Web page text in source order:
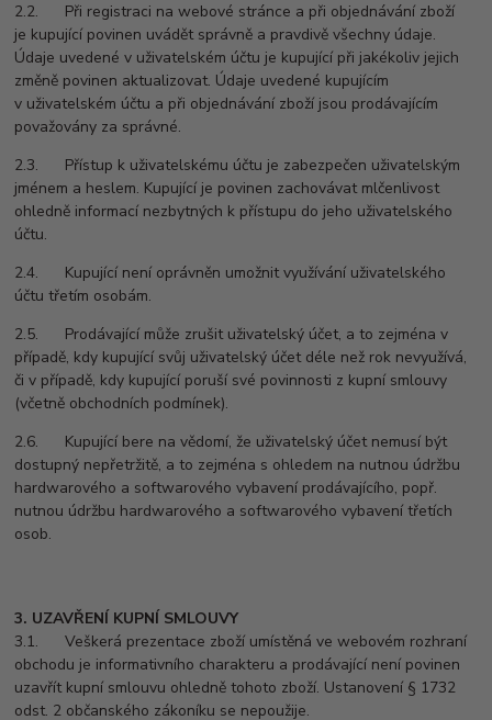
2.2. Při registraci na webové stránce a při objednávání zboží
je kupující povinen uvádět správně a pravdivě všechny údaje.
Údaje uvedené v uživatelském účtu je kupující při jakékoliv jejich
změně povinen aktualizovat. Údaje uvedené kupujícím
v uživatelském účtu a při objednávání zboží jsou prodávajícím
považovány za správné.
2.3. Přístup k uživatelskému účtu je zabezpečen uživatelským
jménem a heslem. Kupující je povinen zachovávat mlčenlivost
ohledně informací nezbytných k přístupu do jeho uživatelského
účtu.
2.4. Kupující není oprávněn umožnit využívání uživatelského
účtu třetím osobám.
2.5. Prodávající může zrušit uživatelský účet, a to zejména v
případě, kdy kupující svůj uživatelský účet déle než rok nevyužívá,
či v případě, kdy kupující poruší své povinnosti z kupní smlouvy
(včetně obchodních podmínek).
2.6. Kupující bere na vědomí, že uživatelský účet nemusí být
dostupný nepřetržitě, a to zejména s ohledem na nutnou údržbu
hardwarového a softwarového vybavení prodávajícího, popř.
nutnou údržbu hardwarového a softwarového vybavení třetích
osob.
3. UZAVŘENÍ KUPNÍ SMLOUVY
3.1. Veškerá prezentace zboží umístěná ve webovém rozhraní
obchodu je informativního charakteru a prodávající není povinen
uzavřít kupní smlouvu ohledně tohoto zboží. Ustanovení § 1732
odst. 2 občanského zákoníku se nepoužije.